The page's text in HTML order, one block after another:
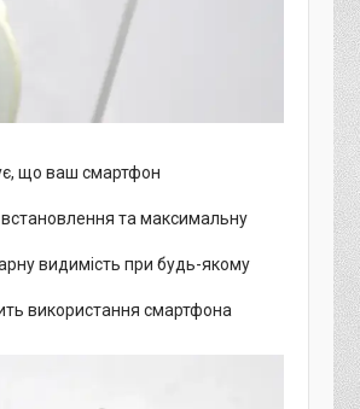
що ваш смартфон
та максимальну
видимість при будь-якому
використання смартфона